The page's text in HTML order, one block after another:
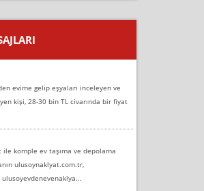
evime gelip eşyaları inceleyen ve
kişi, 28-30 bin TL civarında bir fiyat
ile komple ev taşıma ve depolama
ulusoynaklyat.com.tr,